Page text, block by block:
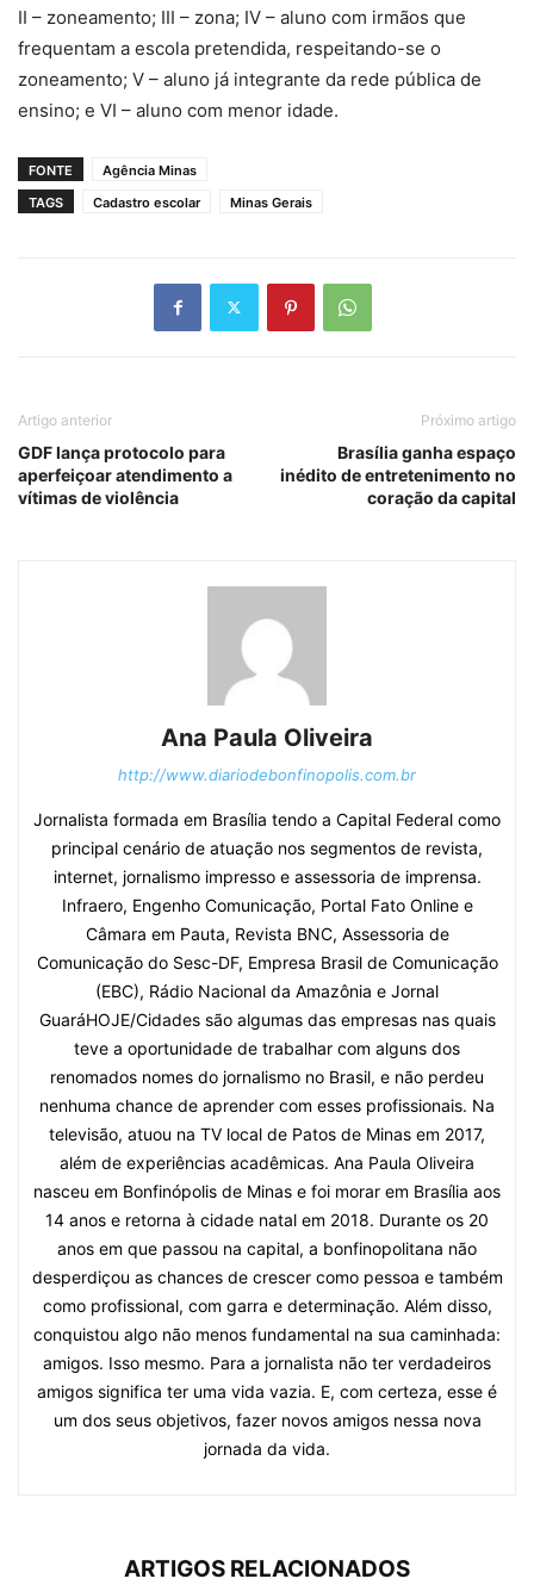
II – zoneamento; III – zona; IV – aluno com irmãos que
frequentam a escola pretendida, respeitando-se o
zoneamento; V – aluno já integrante da rede pública de
ensino; e VI – aluno com menor idade.
FONTE
Agência Minas
TAGS
Cadastro escolar Minas Gerais
Artigo anterior
GDF lança protocolo para
aperfeiçoar atendimento a
vítimas de violência
Próximo artigo
Brasília ganha espaço
inédito de entretenimento no
coração da capital
Ana Paula Oliveira
http://www.diariodebonfinopolis.com.br
Jornalista formada em Brasília tendo a Capital Federal como
principal cenário de atuação nos segmentos de revista,
internet, jornalismo impresso e assessoria de imprensa.
Infraero, Engenho Comunicação, Portal Fato Online e
Câmara em Pauta, Revista BNC, Assessoria de
Comunicação do Sesc-DF, Empresa Brasil de Comunicação
(EBC), Rádio Nacional da Amazônia e Jornal
GuaráHOJE/Cidades são algumas das empresas nas quais
teve a oportunidade de trabalhar com alguns dos
renomados nomes do jornalismo no Brasil, e não perdeu
nenhuma chance de aprender com esses profissionais. Na
televisão, atuou na TV local de Patos de Minas em 2017,
além de experiências acadêmicas. Ana Paula Oliveira
nasceu em Bonfinópolis de Minas e foi morar em Brasília aos
14 anos e retorna à cidade natal em 2018. Durante os 20
anos em que passou na capital, a bonfinopolitana não
desperdiçou as chances de crescer como pessoa e também
como profissional, com garra e determinação. Além disso,
conquistou algo não menos fundamental na sua caminhada:
amigos. Isso mesmo. Para a jornalista não ter verdadeiros
amigos significa ter uma vida vazia. E, com certeza, esse é
um dos seus objetivos, fazer novos amigos nessa nova
jornada da vida.
ARTIGOS RELACIONADOS